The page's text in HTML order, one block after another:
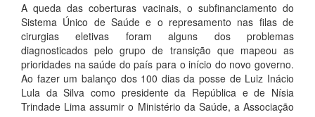
A queda das coberturas vacinais, o subfinanciamento do
Sistema Único de Saúde e o represamento nas filas de
cirurgias eletivas foram alguns dos problemas
diagnosticados pelo grupo de transição que mapeou as
prioridades na saúde do país para o início do novo governo.
Ao fazer um balanço dos 100 dias da posse de Luiz Inácio
Lula da Silva como presidente da República e de Nísia
Trindade Lima assumir o Ministério da Saúde, a Associação